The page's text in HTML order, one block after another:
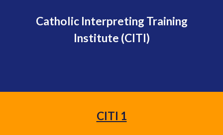
Catholic Interpreting Training
Institute (CITI)
CITI 1